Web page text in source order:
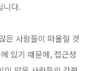
니다.
은 사람들이 떠올릴 것
있기 때문에, 접근성